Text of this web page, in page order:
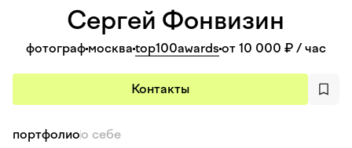
Сергей Фонвизин
фотограф москва top100awardsот 10 000 ₽ / час
Контакты
портфолиоо себе